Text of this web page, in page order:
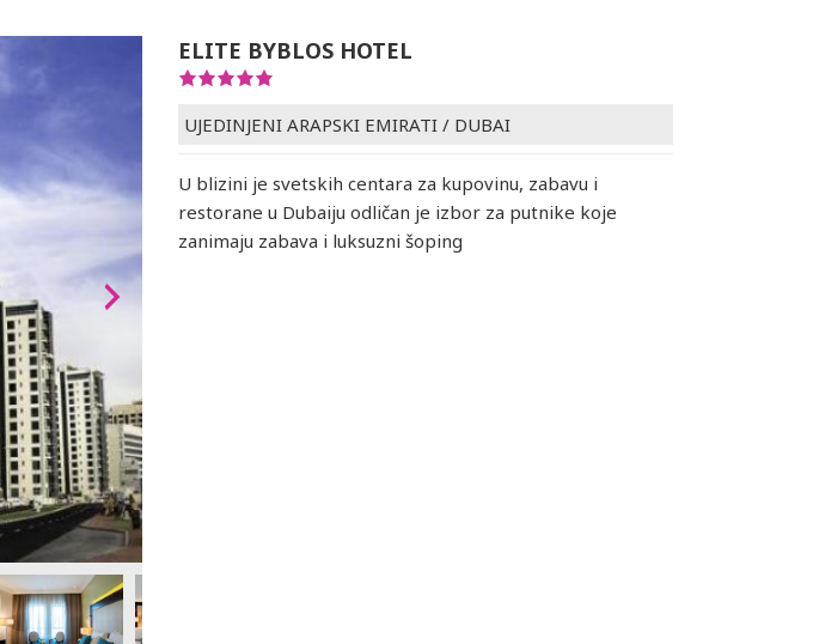
ELITE BYBLOS HOTEL
UJEDINJENI ARAPSKI EMIRATI / DUBAI
U blizini je svetskih centara za kupovinu, zabavu i
restorane u Dubaiju odličan je izbor za putnike koje
zanimaju zabava i luksuzni šoping